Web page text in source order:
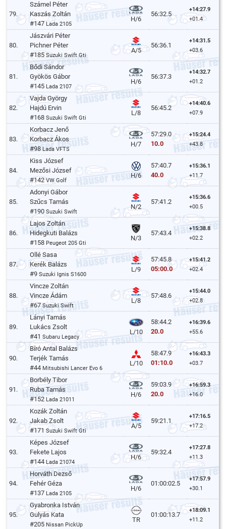
79.
Számel Péter
Kaszás Zoltán
#147 Lada 2105
H/6
56:32.5
+14:27.9
+01.4
80.
Jászvári Péter
Pichner Péter
#185Suzuki Swift Gti
A/5
56:36.1
+14:31.5
+03.6
81.
Bődi Sándor
Gyökös Gábor
#145 Lada 2107
H/6
56:37.3
+14:32.7
+01.2
82.
Vajda György
Hajdú Ervin
#168Suzuki Swift Gti
L/8
56:45.2
+14:40.6
+07.9
83.
Korbacz Jenő
Korbacz Ákos
#98Lada VFTS
H/7
57:29.0
10.0
+15:24.4
+43.8
84.
Kiss József
Mezősi József
#142VW Golf
H/6
57:40.7
40.0
+15:36.1
+11.7
85.
Adonyi Gábor
Szűcs Tamás
#190Suzuki Swift
N/2
57:41.2
+15:36.6
+00.5
86.
Lajos Zoltán
Hidegkuti Balázs
#158 Peugeot 205 Gti
N/3
57:43.4
+15:38.8
+02.2
87.
Ollé Sasa
Kerék Balázs
#9Suzuki Ignis S1600
L/9
57:45.8
05:00.0
+15:41.2
+02.4
88.
Vincze Zoltán
Vincze Ádám
#67Suzuki Swift
L/8
57:48.6
+15:44.0
+02.8
89.
Lányi Tamás
Lukács Zsolt
#41Subaru Legacy
L/10
58:44.2
20.0
+16:39.6
+55.6
90.
Bíró Antal Balázs
Terjék Tamás
#44 Mitsubishi Lancer Evo 6
L/10
58:47.9
01:10.0
+16:43.3
+03.7
91.
Borbély Tibor
Ruba Tamás
#152 Lada 21011
H/6
59:03.9
20.0
+16:59.3
+16.0
92.
Kozák Zoltán
Jakab Zsolt
#171Suzuki Swift Gti
A/5
59:21.1
+17:16.5
+17.2
93.
Képes József
Fekete Lajos
#144Lada 21074
H/6
59:32.4
+17:27.8
+11.3
94.
Horváth Dezső
Fehér Géza
#137 Lada 2105
H/6
01:00:02.5
+17:57.9
+30.1
95.
Gyabronka István
Gulyás Kata
#205 Nissan PickUp
TR
01:00:13.7
+18:09.1
+11.2